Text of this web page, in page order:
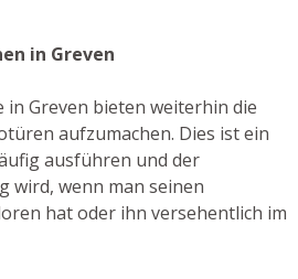
in Greven
in Greven bieten weiterhin die
aufzumachen. Dies ist ein
ausführen und der
wird, wenn man seinen
hat oder ihn versehentlich im